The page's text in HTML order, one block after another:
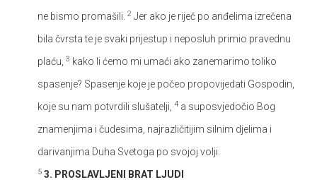
ne bismo promašili. 2 Jer ako je riječ po anđelima izrečena
bila čvrsta te je svaki prijestup i neposluh primio pravednu
plaću, 3 kako li ćemo mi umaći ako zanemarimo toliko
spasenje? Spasenje koje je počeo propovijedati Gospodin,
koje su nam potvrdili slušatelji, 4 a suposvjedočio Bog
znamenjima i čudesima, najrazličitijim silnim djelima i
darivanjima Duha Svetoga po svojoj volji.
5 3. PROSLAVLJENI BRAT LJUDI